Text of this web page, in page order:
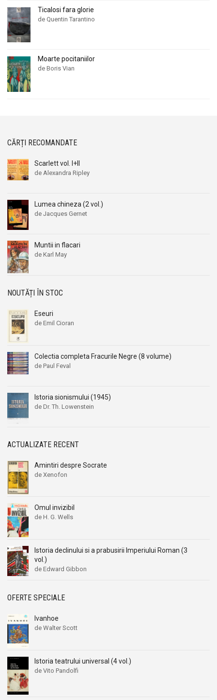
Ticalosi fara glorie
de Quentin Tarantino
Moarte pocitaniilor
de Boris Vian
CĂRȚI RECOMANDATE
Scarlett vol. I+II
de Alexandra Ripley
Lumea chineza (2 vol.)
de Jacques Gernet
Muntii in flacari
de Karl May
NOUTĂȚI ÎN STOC
Eseuri
de Emil Cioran
Colectia completa Fracurile Negre (8 volume)
de Paul Feval
Istoria sionismului (1945)
de Dr. Th. Lowenstein
ACTUALIZATE RECENT
Amintiri despre Socrate
de Xenofon
Omul invizibil
de H. G. Wells
Istoria declinului si a prabusirii Imperiului Roman (3
vol.)
de Edward Gibbon
OFERTE SPECIALE
Ivanhoe
de Walter Scott
Istoria teatrului universal (4 vol.)
de Vito Pandolfi